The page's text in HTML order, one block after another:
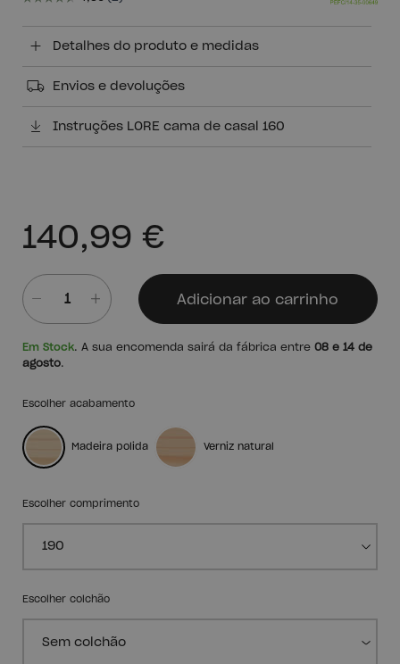
Escolher acabamento
Madeira polida Verniz natural
Escolher comprimento
Escolher colchão
140,99 €
Adicionar ao carrinho
Em Stock. A sua encomenda sairá da fábrica entre 08 e 14 de
agosto.
Detalhes do produto e medidas
Envios e devoluções
Instruções LORE cama de casal 160